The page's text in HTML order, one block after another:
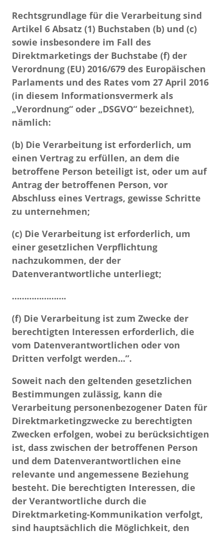
Rechtsgrundlage für die Verarbeitung sind
Artikel 6 Absatz (1) Buchstaben (b) und (c)
sowie insbesondere im Fall des
Direktmarketings der Buchstabe (f) der
Verordnung (EU) 2016/679 des Europäischen
Parlaments und des Rates vom 27 April 2016
(in diesem Informationsvermerk als
„Verordnung“ oder „DSGVO“ bezeichnet),
nämlich:
(b) Die Verarbeitung ist erforderlich, um
einen Vertrag zu erfüllen, an dem die
betroffene Person beteiligt ist, oder um auf
Antrag der betroffenen Person, vor
Abschluss eines Vertrags, gewisse Schritte
zu unternehmen;
(c) Die Verarbeitung ist erforderlich, um
einer gesetzlichen Verpflichtung
nachzukommen, der der
Datenverantwortliche unterliegt;
………………….
(f) Die Verarbeitung ist zum Zwecke der
berechtigten Interessen erforderlich, die
vom Datenverantwortlichen oder von
Dritten verfolgt werden...”.
Soweit nach den geltenden gesetzlichen
Bestimmungen zulässig, kann die
Verarbeitung personenbezogener Daten für
Direktmarketingzwecke zu berechtigten
Zwecken erfolgen, wobei zu berücksichtigen
ist, dass zwischen der betroffenen Person
und dem Datenverantwortlichen eine
relevante und angemessene Beziehung
besteht. Die berechtigten Interessen, die
der Verantwortliche durch die
Direktmarketing-Kommunikation verfolgt,
sind hauptsächlich die Möglichkeit, den